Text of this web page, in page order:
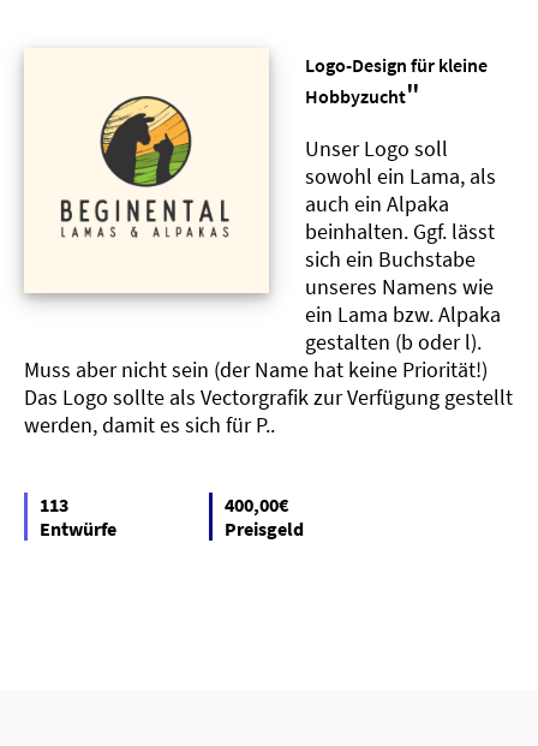
Logo-Design für kleine
Hobbyzucht"
Unser Logo soll
sowohl ein Lama, als
auch ein Alpaka
beinhalten. Ggf. lässt
sich ein Buchstabe
unseres Namens wie
ein Lama bzw. Alpaka
gestalten (b oder l).
Muss aber nicht sein (der Name hat keine Priorität!)
Das Logo sollte als Vectorgrafik zur Verfügung gestellt
werden, damit es sich für P..
113
Entwürfe
400,00€
Preisgeld